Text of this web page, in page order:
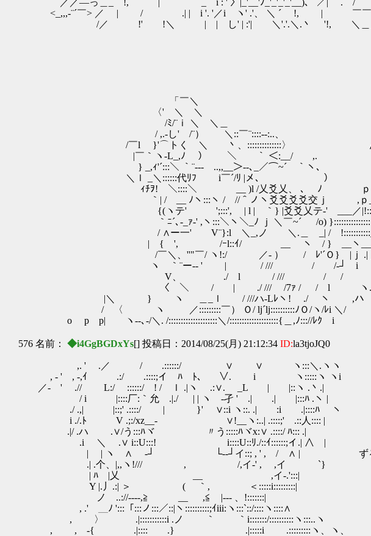
／／―っ＿_ !, | _ i : ' 〉|_'__'ﾉ_'_'_'_'__)、 ／| . / .|
<_,,,-¨´￣> ／ | / .| | i '. '／i ヽ' .'、 ＼ ´ !, | ￣￣
/／ !' !＼ | | し' | :'| ＼'.'.＼.丶 '!, ＼＿＿＿＿
「￣＼
〈' ＼ ＼
/ﾐ/¨ｉ ＼ ＼＿
/ ,.-し' /¨） ＼::￣¨::::‐-:..、
/￣l }'⌒トく ＼ 丶、::::::::::::::〉 ん？ ああ、あ
|￣｀ヽ-L_,ﾉ ） ＼ ｀ ＜:__/ ,.
} _,ｨ'´:::＼ ｀¨‐-- ..,,__＞--､_／⌒~´ ｀ヽ、
＼ｌ _＼::::::代ﾘﾌ i￣´/ﾘ |メ、 ）
ｨﾁｦ! ＼::::＼ __ )l /乂爻乂、 ､ ﾉ ｐ
｀| / __ ﾉヽ:::ヽ / //＾ノヽ爻爻爻爻交ｊ ,ｐ_|
{(ヽテ' ';:::', | l | ｀} |爻爻乂テ‐' ___／
｀ﾆ´､-_ｧ‐' ,ヽ:::＼ヽ＼_ﾉ ｊ ＼￣~´ /o)
/ ∧ー一' V¨}:l ＼_,ノ ＼.＿ _| /
| { ', /ｰl::ｲ/ __ ヽ / } __ヽ__｢!_|
/￣＼、''"￣/ ヽ!:/ ／- ） / ﾚ'´Ｏ} |ｊ .|ｊ
ヽ ｀¨ー-- ' | / /// / /‐┘ i
V、 ./ l / /// / /
〈 ＼ / | ./ /// /7ｧ / / l ヽ.
|＼ } ヽ ＿_ｌ / ///ハ‐Lﾚヽ! ./ ヽ ,ハ
/ 〈 ヽ ／:::::::::￣） Ｏ/ lj´lj::::::::::ﾉＯ/ヽ/ﾚi ＼/
o p p| ヽ--､‐/＼. /::::::::::::::::::::＼/::::::::::::::::::::{＿,ﾉ::://ﾚｸ i
576 名前： ◆i4GgBGDxYs[] 投稿日：2014/08/25(月) 21:12:34 ID:la3tjoJQ0
,. ' .／ / .::::::/ ∨ ∨ ヽ:::＼.ヽヽ
, - ' , -,ｲ .:/ .::::;イ ﾊ ﾄ、 ∨. i ヽ:::::ヽ ヽi
／- ' .// L:/ ::::::/ ! / ｌ .|ヽ .:∨. _L | |::ヽ .丶.|
/ i |::::厂:｀允 .|./ | | ヽ -孑 ' .| .| |:::ﾊ .ヽ |
./ .,| |::;' .::::/ | }' ∨::i ヽ::. .| :i .|::::ﾊ ヽ
i ./.ﾄ V .;:/xz__- ∨!__ヽ:..| .::::;' .::人:::: | なんだよ
.|/ .ハ .∨/う:::ﾊヾ 〃う:::::ﾊヾx:∨ .::::/ ﾊ::: .|
.i ＼ .∨ i::U:::! i::::U::ﾘ./::ｲ::::::;イ.| ∧ | なんでエシ
| | ヽ ∧ ゝ-┘ └‐‐┘イ::; , ' , / ∧ | ずるい
.| .个、|,,ヽ!/// , /,イ-' , ,イ `}
| ﾊ |乂 __ ,イ-.':::|
Y |.丿.:| ＞ ( ｀, ＜:::::i:::::::::|
ノ ..://‐‐‐‐,≧ __ ,≦ |--‐ 、!:::::::|
, .' ＿ﾉ ':::「:::ノ:::／::|ヽ::::::::::;ｲiii:ヽ:::`::/::::ヽ::::∧
, 〉 .|:::::::::::i .ノ ｀ ゝ｀i:::::::/::::::::::ヽ:::..ヽ
, , -{ .|:::: .} .|:::::i .:::::::::ヽ、ヽ、